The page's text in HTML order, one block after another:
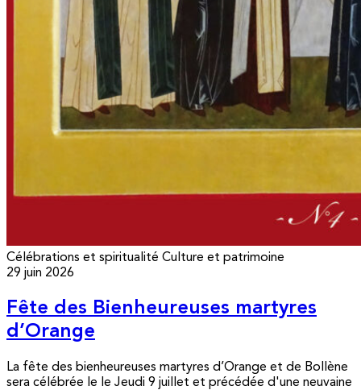
Célébrations et spiritualité Culture et patrimoine
29 juin 2026
Fête des Bienheureuses martyres
d’Orange
La fête des bienheureuses martyres d’Orange et de Bollène
sera célébrée le le Jeudi 9 juillet et précédée d'une neuvaine